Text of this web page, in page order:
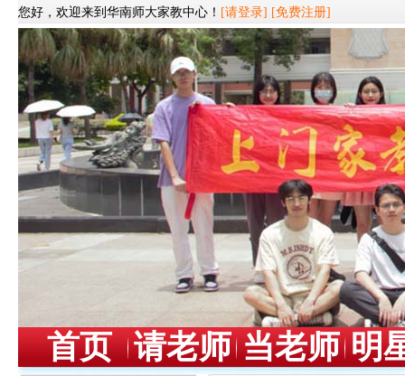
您好，欢迎来到华南师大家教中心！ [请登录] [免费注册]
首页 请老师 当老师 明